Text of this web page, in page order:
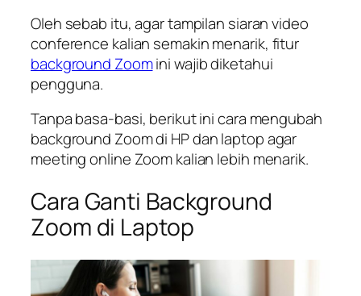
Oleh sebab itu, agar tampilan siaranvideo
conference kalian semakin menarik, fitur
background Zoomini wajib diketahui
pengguna.
Tanpa basa-basi, berikut ini cara mengubah
background Zoom di HP dan laptop agar
meeting online Zoom kalian lebih menarik.
Cara Ganti Background
Zoom di Laptop